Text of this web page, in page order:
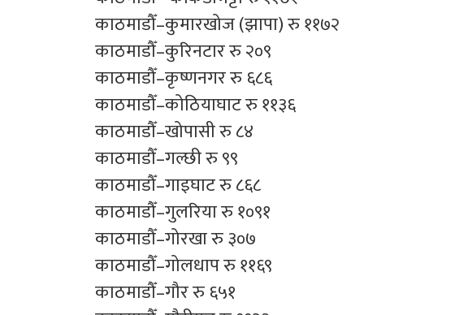
काठमाडौँ–कुमारखोज (झापा) रु ११७२
काठमाडौँ–कुरिनटार रु २०९
काठमाडौँ–कृष्णनगर रु ६८६
काठमाडौँ–कोठियाघाट रु ११३६
काठमाडौँ–खोपासी रु ८४
काठमाडौँ–गल्छी रु ९९
काठमाडौँ–गाइघाट रु ८६८
काठमाडौँ–गुलरिया रु १०९१
काठमाडौँ–गोरखा रु ३०७
काठमाडौँ–गोलधाप रु ११६९
काठमाडौँ–गौर रु ६५१